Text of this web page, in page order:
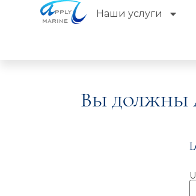
Наши услуги
Вы должны